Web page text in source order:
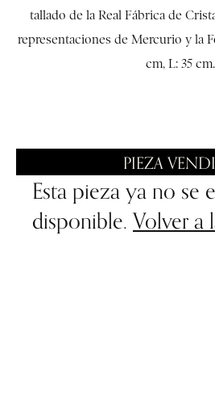
tallado de la Real Fábrica de
representaciones de Mercurio y la
cm, L: 35 cm.
PIEZA
Esta pieza ya no se
disponible.Volver a